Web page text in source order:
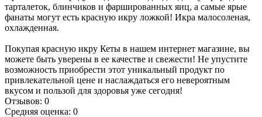
тарталеток, блинчиков и фаршированных яиц, а самые ярые
фанаты могут есть красную икру ложкой! Икра малосоленая,
охлажденная.
Покупая красную икру Кеты в нашем интернет магазине, вы
можете быть уверены в ее качестве и свежести! Не упустите
возможность приобрести этот уникальный продукт по
привлекательной цене и наслаждаться его невероятным
вкусом и пользой для здоровья уже сегодня!
Отзывов: 0
Средняя оценка: 0